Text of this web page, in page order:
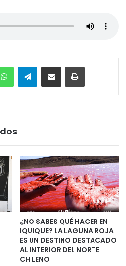
WhatsAppTelegramEnviar vía email Imprimir
¿NO SABES QUÉ HACER EN
IQUIQUE? LA LAGUNA ROJA
ES UN DESTINO DESTACADO
AL INTERIOR DEL NORTE
CHILENO